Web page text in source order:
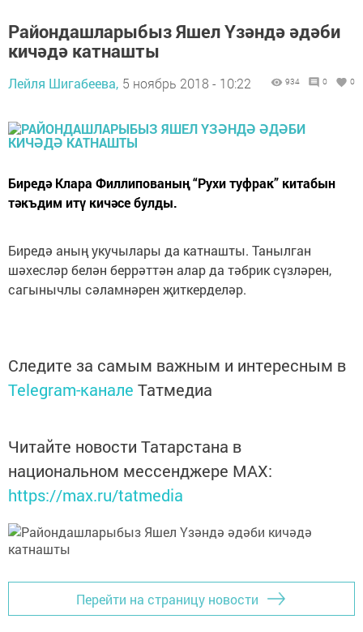
Райондашларыбыз Яшел Үзәндә әдәби
кичәдә катнашты
Лейля Шигабеева, 5 ноябрь 2018 - 10:22 934 0 0
Биредә Клара Филлипованың “Рухи туфрак” китабын
тәкъдим итү кичәсе булды.
Биредә аның укучылары да катнашты. Танылган
шәхесләр белән беррәттән алар да тәбрик сүзләрен,
сагынычлы сәламнәрен җиткерделәр.
Следите за самым важным и интересным в
Telegram-канале Татмедиа
Читайте новости Татарстана в
национальном мессенджере MАХ:
https://max.ru/tatmedia
Перейти на страницу новости